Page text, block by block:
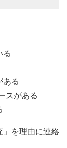
る
ある
スがある
」を理由に連絡